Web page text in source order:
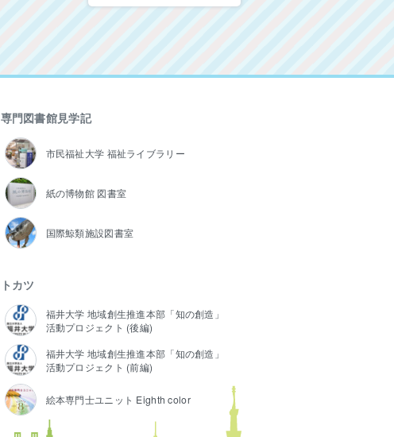
専門図書館見学記
市民福祉大学 福祉ライブラリー
紙の博物館 図書室
国際鯨類施設図書室
トカツ
福井大学 地域創生推進本部「知の創造」
活動プロジェクト (後編)
福井大学 地域創生推進本部「知の創造」
活動プロジェクト (前編)
絵本専門士ユニット Eighth color